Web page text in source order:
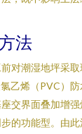
法
对潮湿地坪采
乙烯（PVC）
交界面叠加增
的功能型。由